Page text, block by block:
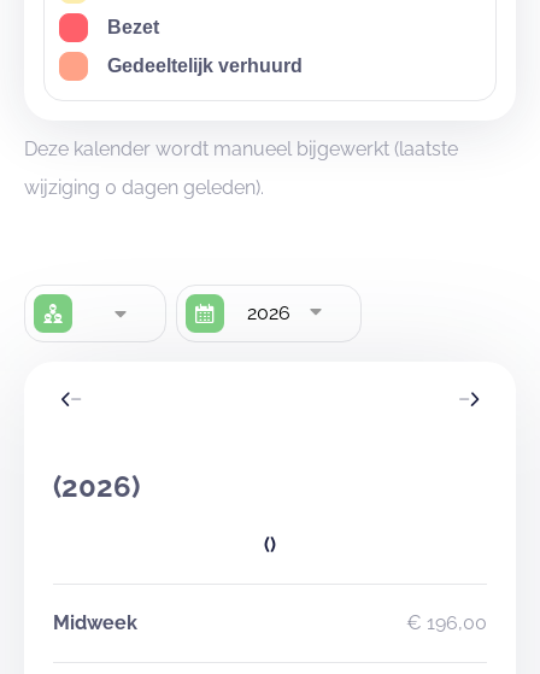
Bezet
Gedeeltelijk verhuurd
Deze kalender wordt manueel bijgewerkt (laatste
wijziging 0 dagen geleden).
2026
(2026)
()
Midweek € 196,00